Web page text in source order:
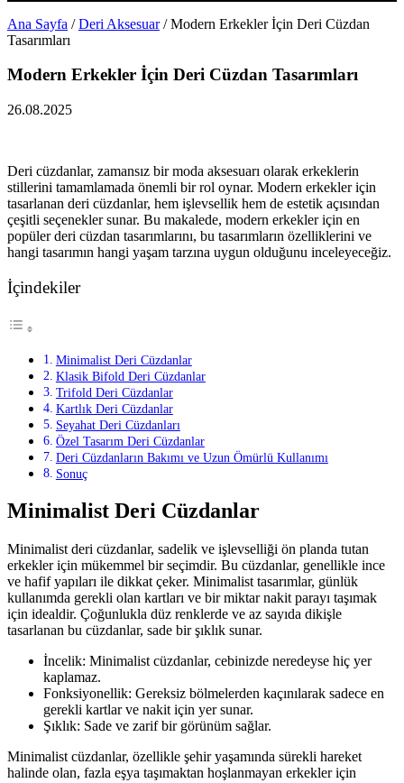
Ana Sayfa / Deri Aksesuar / Modern Erkekler İçin Deri Cüzdan
Tasarımları
Modern Erkekler İçin Deri Cüzdan Tasarımları
26.08.2025
Deri cüzdanlar, zamansız bir moda aksesuarı olarak erkeklerin
stillerini tamamlamada önemli bir rol oynar. Modern erkekler için
tasarlanan deri cüzdanlar, hem işlevsellik hem de estetik açısından
çeşitli seçenekler sunar. Bu makalede, modern erkekler için en
popüler deri cüzdan tasarımlarını, bu tasarımların özelliklerini ve
hangi tasarımın hangi yaşam tarzına uygun olduğunu inceleyeceğiz.
İçindekiler
Minimalist Deri Cüzdanlar
Klasik Bifold Deri Cüzdanlar
Trifold Deri Cüzdanlar
Kartlık Deri Cüzdanlar
Seyahat Deri Cüzdanları
Özel Tasarım Deri Cüzdanlar
Deri Cüzdanların Bakımı ve Uzun Ömürlü Kullanımı
Sonuç
Minimalist Deri Cüzdanlar
Minimalist deri cüzdanlar, sadelik ve işlevselliği ön planda tutan
erkekler için mükemmel bir seçimdir. Bu cüzdanlar, genellikle ince
ve hafif yapıları ile dikkat çeker. Minimalist tasarımlar, günlük
kullanımda gerekli olan kartları ve bir miktar nakit parayı taşımak
için idealdir. Çoğunlukla düz renklerde ve az sayıda dikişle
tasarlanan bu cüzdanlar, sade bir şıklık sunar.
İncelik: Minimalist cüzdanlar, cebinizde neredeyse hiç yer
kaplamaz.
Fonksiyonellik: Gereksiz bölmelerden kaçınılarak sadece en
gerekli kartlar ve nakit için yer sunar.
Şıklık: Sade ve zarif bir görünüm sağlar.
Minimalist cüzdanlar, özellikle şehir yaşamında sürekli hareket
halinde olan, fazla eşya taşımaktan hoşlanmayan erkekler için